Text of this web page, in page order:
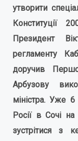
утворити
Конституції
Президент
регламенту
доручив
Арбузову
міністра. Уже
Росії в Сочі
зустрітися з